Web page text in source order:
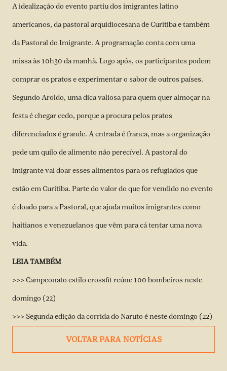
A idealização do evento partiu dos imigrantes latino
americanos, da pastoral arquidiocesana de Curitiba e também
da Pastoral do Imigrante. A programação conta com uma
missa às 10h30 da manhã. Logo após, os participantes podem
comprar os pratos e experimentar o sabor de outros países.
Segundo Aroldo, uma dica valiosa para quem quer almoçar na
festa é chegar cedo, porque a procura pelos pratos
diferenciados é grande. A entrada é franca, mas a organização
pede um quilo de alimento não perecível. A pastoral do
imigrante vai doar esses alimentos para os refugiados que
estão em Curitiba. Parte do valor do que for vendido no evento
é doado para a Pastoral, que ajuda muitos imigrantes como
haitianos e venezuelanos que vêm para cá tentar uma nova
vida.
LEIA TAMBÉM
>>> Campeonato estilo crossfit reúne 100 bombeiros neste
domingo (22)
>>> Segunda edição da corrida do Naruto é neste domingo (22)
VOLTAR PARA NOTÍCIAS